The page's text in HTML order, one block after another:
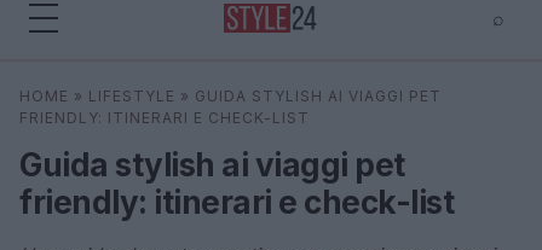
⌕
Cerca
HOME » LIFESTYLE » GUIDA STYLISH AI VIAGGI PET
FRIENDLY: ITINERARI E CHECK-LIST
Guida stylish ai viaggi pet
friendly: itinerari e check-list